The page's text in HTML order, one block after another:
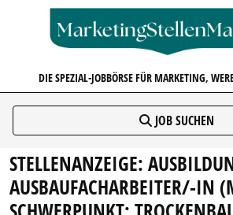
DIE SPEZIAL-JOBBÖRSE FÜR MARKETING,
JOB SUCHEN
STELLENANZEIGE:
AUSBAUFACHARBEITER/-IN